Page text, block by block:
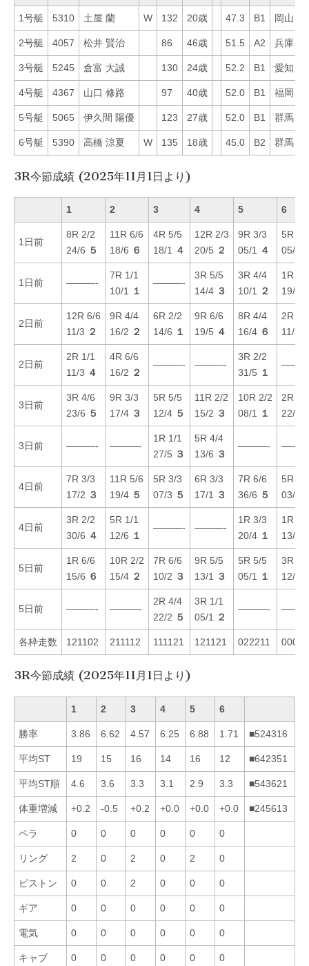
1号艇 5310 土屋 蘭 W 132 20歳 47.3 B1 岡山
2号艇 4057 松井 賢治 86 46歳 51.5 A2 兵庫
3号艇 5245 倉富 大誠 130 24歳 52.2 B1 愛知
4号艇 4367 山口 修路 97 40歳 52.0 B1 福岡
5号艇 5065 伊久間 陽優 123 27歳 52.0 B1 群馬
6号艇 5390 高橋 涼夏 W 135 18歳 45.0 B2 群馬
3R今節成績 (2025年11月1日より)
1 2 3 4 5 6
1日前
8R 2/2
24/6 ５
11R 6/6
18/6 ６
4R 5/5
18/1
４
12R 2/3
20/5 ２
9R 3/3
05/1
４
5R 5/
05/2
1日前 ———-
7R 1/1
10/1
１
———-
3R 5/5
14/4 ３
3R 4/4
10/1
２
1R 6/
19/5
2日前
12R 6/6
11/3 ２
9R 4/4
16/2 ２
6R 2/2
14/6 １
9R 6/6
19/5 ４
8R 4/4
16/4 ６
2R 6/
11/3
2日前
2R 1/1
11/3 ４
4R 6/6
16/2 ２
———- ———-
3R 2/2
31/5 １
3日前
3R 4/6
23/6 ５
9R 3/3
17/4 ３
5R 5/5
12/4 ５
11R 2/2
15/2 ３
10R 2/2
08/1
１
2R 6/
22/4
3日前 ———- ———-
1R 1/1
27/5 ３
5R 4/4
13/6 ３
———-
4日前
7R 3/3
17/2 ３
11R 5/6
19/4 ５
5R 3/3
07/3 ５
6R 3/3
17/1
３
7R 6/6
36/6 ５
5R 4/
03/1
4日前
3R 2/2
30/6 ４
5R 1/1
12/6 １
———- ———-
1R 3/3
20/4 １
1R 6/
13/2
5日前
1R 6/6
15/6 ６
10R 2/2
15/4 ２
7R 6/6
10/2 ３
9R 5/5
13/1
３
5R 5/5
05/1
１
3R 5/
12/6
5日前 ———- ———-
2R 4/4
22/2 ５
3R 1/1
05/1
２
———-
各枠走数 121102 211112 111121 121121 022211
3R今節成績 (2025年11月1日より)
1 2 3 4 5 6
勝率 3.86 6.62 4.57 6.25 6.88 1.71 ■524316
平均ST 19 15 16 14 16 12 ■642351
平均ST順 4.6 3.6 3.3 3.1 2.9 3.3 ■543621
体重増減 +0.2 -0.5 +0.2 +0.0 +0.0 +0.0 ■245613
ペラ 0 0 0 0 0 0
リング 2 0 2 0 2 0
ピストン 0 0 2 0 0 0
ギア 0 0 0 0 0 0
電気 0 0 0 0 0 0
キャブ 0 0 0 0 0 0